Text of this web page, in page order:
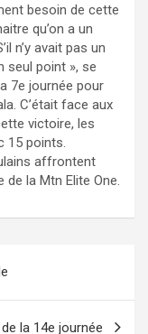
besoin de cette
qu’on a un
n’y avait pas un
seul point », se
7e journée pour
C’était face aux
victoire, les
15 points.
affrontent
de la Mtn Elite One.
la 14e journée